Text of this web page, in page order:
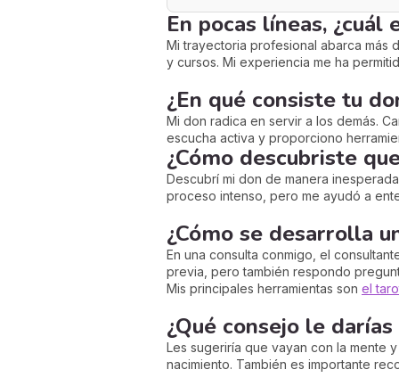
En pocas líneas,
Mi trayectoria profesional abarca más
y cursos. Mi experiencia me ha
¿En qué consiste tu
Mi don radica en servir a los demás.
escucha activa y proporciono
¿Cómo descubriste
Descubrí mi don de manera
proceso intenso, pero me ayudó a
¿Cómo se desarrolla
En una consulta conmigo, el
previa, pero también respondo
Mis principales herramientas son el
¿Qué consejo le
Les sugeriría que vayan con la mente
nacimiento. También es importante